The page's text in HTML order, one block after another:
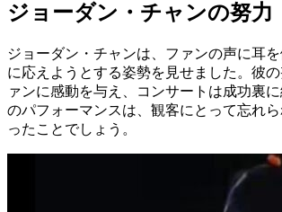
ジョーダン・チャンの努力
ジョーダン・チャンは、ファンの声に耳
に応えようとする姿勢を見せました。彼
ァンに感動を与え、コンサートは成功裏
のパフォーマンスは、観客にとって忘れ
ったことでしょう。